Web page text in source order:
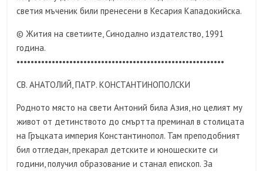
светия мъченик били пренесени в Кесария Кападокийска.
© Жития на светиите, Синодално издателство, 1991
година.
•••••••••••••••••••••••••••••••••••••••••••••••••••••••••••
СВ. АНАТОЛИЙ, ПАТР. КОНСТАНТИНОПОЛСКИ
Родното място на свети Антоний била Азия, но целият му
живот от детинството до смъртта преминал в столицата
на Гръцката империя Константинопол. Там преподобният
бил отгледан, прекарал детските и юношеските си
години, получил образование и станал епископ. За